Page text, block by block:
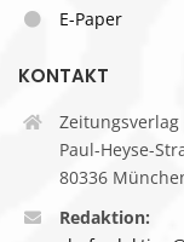
E-Paper
KONTAKT
Zeitungsverlag
Paul-Heyse-
80336
Redaktion: